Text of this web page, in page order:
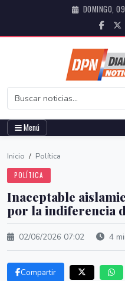
DOMINGO,
Menú
Inicio / Política
POLÍTICA
Inaceptable
por la indiferencia
02/06/2026 07:02 4
Compartir